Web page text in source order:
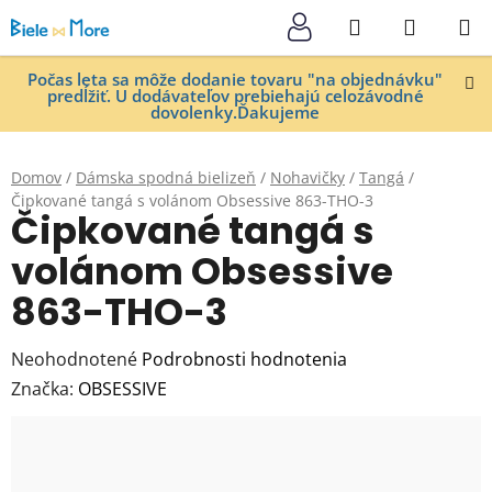
na
obsah
Počas leta sa môže dodanie tovaru "na objednávku"
predĺžiť. U dodávateľov prebiehajú celozávodné
dovolenky.Ďakujeme
Hľadať
KOŠÍK
Domov / Dámska spodná bielizeň / Nohavičky / Tangá /
Čipkované tangá s volánom Obsessive 863-THO-3
Čipkované tangá s
volánom Obsessive
863-THO-3
Priemerné
hodnotenie
Neohodnotené Podrobnosti hodnotenia
Značka: OBSESSIVE